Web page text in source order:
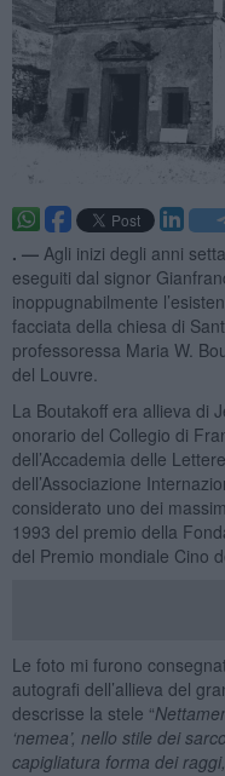
. — Agli inizi degli anni
eseguiti dal signor
inoppugnabilmente
facciata della chiesa di
professoressa Maria W.
del Louvre.
La Boutakoff era allieva di
onorario del Collegio di
dell’Accademia delle
dell’Associazione
considerato uno dei
1993 del premio della
del Premio mondiale Cino
Le foto mi furono
autografi dell’allieva del
descrisse la stele “
‘nemea’, nello stile dei
capigliatura forma dei